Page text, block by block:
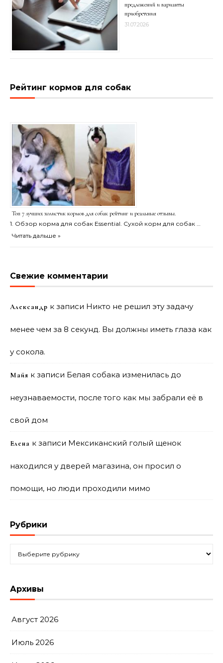
предложений и варианты
приобретения
31.07.2026
Рейтинг кормов для собак
Топ 7 лучших холистик кормов для собак рейтинг и реальные отзывы.
1. Обзор корма для собак Essential. Сухой корм для собак …
Читать дальше »
Свежие комментарии
Александр к записи Никто не решил эту задачу
менее чем за 8 секунд. Вы должны иметь глаза как
у сокола.
Майя к записи Белая собака изменилась до
неузнаваемости, после того как мы забрали её в
свой дом
Елена к записи Мексиканский голый щенок
находился у дверей магазина, он просил о
помощи, но люди проходили мимо
Рубрики
Архивы
Август 2026
Июль 2026